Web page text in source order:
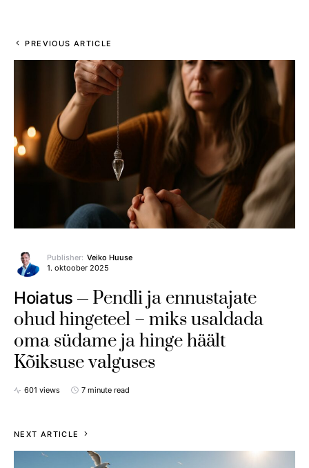
PREVIOUS ARTICLE
Publisher: Veiko Huuse
1. oktoober 2025
Hoiatus
Pendli ja ennustajate
ohud hingeteel – miks usaldada
oma südame ja hinge häält
Kõiksuse valguses
601 views 7 minute read
NEXT ARTICLE